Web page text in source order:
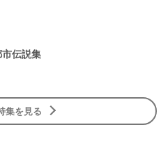
伝説集
集を見る